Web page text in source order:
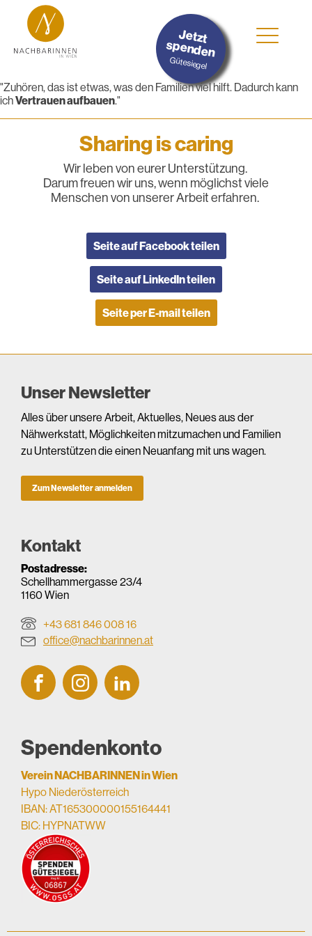
Jetzt
spenden
Gütesiegel
"Zuhören, das ist etwas, was den Familien viel hilft. Dadurch kann
ichVertrauen aufbauen."
Sharing is caring
Wir leben von eurer Unterstützung.
Darum freuen wir uns, wenn möglichst viele
Menschen von unserer Arbeit erfahren.
Seite auf Facebook teilen
Seite auf LinkedIn teilen
Seite per E-mail teilen
Unser Newsletter
Alles über unsere Arbeit, Aktuelles, Neues aus der
Nähwerkstatt, Möglichkeiten mitzumachen und Familien
zu Unterstützen die einen Neuanfang mit uns wagen.
Zum Newsletter anmelden
Kontakt
Postadresse:
Schellhammergasse 23/4
1160 Wien
+43 681 846 008 16
office@nachbarinnen.at
Spendenkonto
Verein NACHBARINNEN in Wien
Hypo Niederösterreich
IBAN: AT165300000155164441
BIC: HYPNATWW